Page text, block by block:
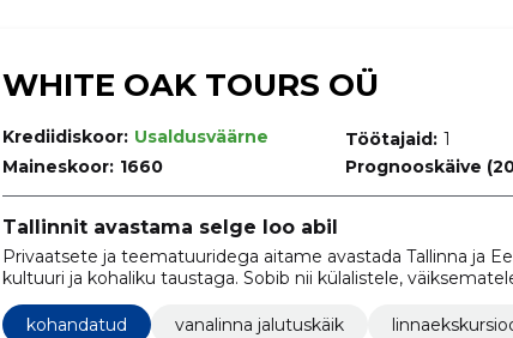
WHITE OAK TOURS OÜ
Krediidiskoor: Usaldusväärne
Maineskoor: 1660
Töötajaid: 1
Prognooskäive
Tallinnit avastama selge loo abil
Privaatsete ja teematuuridega aitame avastada Tallinna ja
kultuuri ja kohaliku taustaga. Sobib nii külalistele,
ka kohalikele.
kohandatud
vanalinna jalutuskäik